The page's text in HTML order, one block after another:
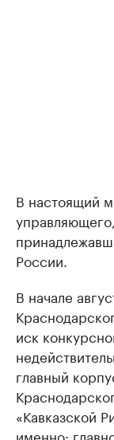
В настоящий
России.
В начале
иск
главный
«Кавказской
именно: